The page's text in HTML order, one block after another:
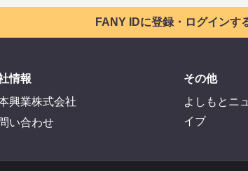
FANY IDに登録・ログインす
情報
興業株式会社
い合わせ
その他
よしもとニ
イブ